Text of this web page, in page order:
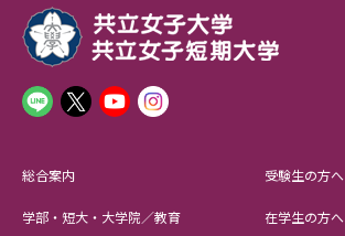
総合案内
学部・短大・大学院／教育
受験生の方へ
在学生の方へ